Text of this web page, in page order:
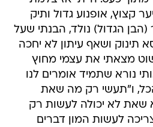
קצוץ, אופנוע גדול ותיק
הגדול) נולד, הבנתי שעל
תינוק ושאף עיתון לא יחכה
מצאתי את עצמי מחוץ
נורא שתמיד אומרים לנו
הכל, ו"תעשי רק מה שאת
לא יכולה לעשות רק
לעשות המון דברים